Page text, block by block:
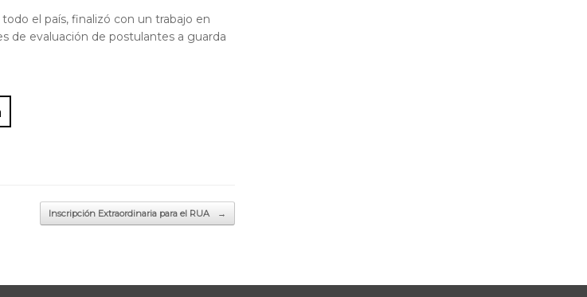
el país, finalizó con un trabajo en
de evaluación de postulantes a guarda
Inscripción Extraordinaria para el RUA →